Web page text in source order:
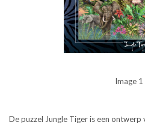
Image 1
De puzzel Jungle Tiger is een ontwerp